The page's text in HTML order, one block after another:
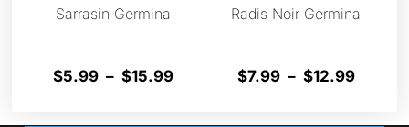
Sarrasin Germina
$5.99 – $15.99
Radis Noir Germina
$7.99 – $12.99